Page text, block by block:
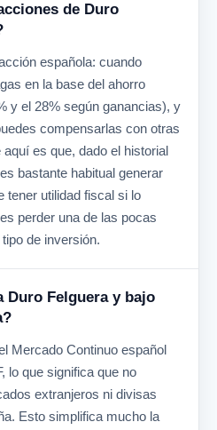
de Duro
española: cuando
en la base del ahorro
y el 28% según ganancias), y
compensarlas con otras
es que, dado el historial
bastante habitual generar
tener utilidad fiscal si lo
perder una de las pocas
de inversión.
Duro Felguera y bajo
Mercado Continuo español
lo que significa que no
extranjeros ni divisas
Esto simplifica mucho la